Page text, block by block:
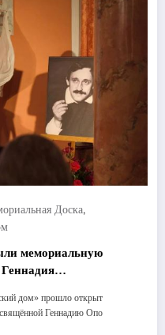
Доска,
мемориальную
дом» прошло открыт
Геннадию Опо